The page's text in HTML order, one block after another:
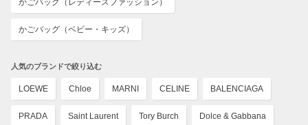
かごバッグ（ベビー・キッズ）
人気のブランドで絞り込む
LOEWE Chloe MARNI CELINE BALENCIAGA
PRADA Saint Laurent Tory Burch Dolce & Gabbana